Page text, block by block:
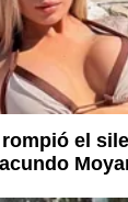
el